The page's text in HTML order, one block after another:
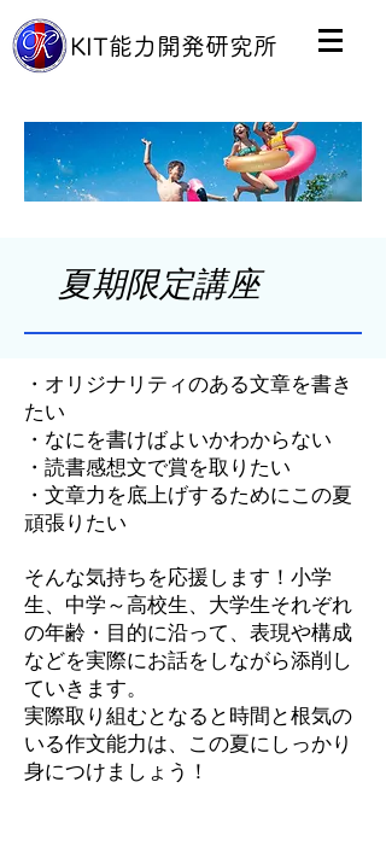
​KIT能力開発研究所
夏期限定講座
・オリジナリティのある文章を書き
たい
・なにを書けばよいかわからない
・読書感想文で賞を取りたい
・文章力を底上げするためにこの夏
頑張りたい
そんな気持ちを応援します！小学
生、中学～高校生、大学生それぞれ
の年齢・目的に沿って、表現や構成
などを実際にお話をしながら添削し
ていきます。
​実際取り組むとなると時間と根気の
いる作文能力は、この夏にしっかり
身につけましょう！